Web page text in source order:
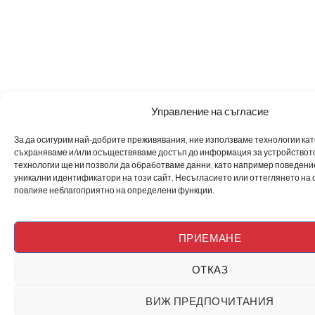
Управление на съгласие
За да осигурим най-добрите преживявания, ние използваме технологии
съхраняваме и/или осъществяваме достъп до информация за
технологии ще ни позволи да обработваме данни, като например
уникални идентификатори на този сайт. Несъгласието или оттеглянето на
повлияе неблагоприятно на определени функции.
ПРИЕМАНЕ
ОТКАЗ
ВИЖ ПРЕДПОЧИТАНИЯ